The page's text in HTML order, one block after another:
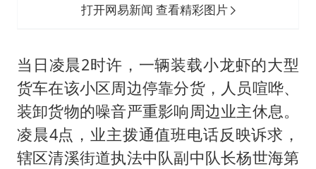
打开网易新闻 查看精彩图片
当日凌晨2时许，一辆装载小龙虾的大型
货车在该小区周边停靠分货，人员喧哗、
装卸货物的噪音严重影响周边业主休息。
凌晨4点，业主拨通值班电话反映诉求，
辖区清溪街道执法中队副中队长杨世海第